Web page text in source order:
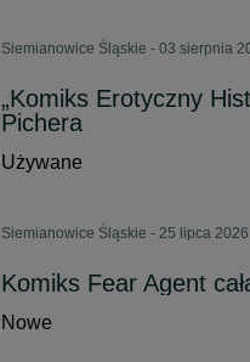
Siemianowice Śląskie - 03 sierpnia
„Komiks Erotyczny
Pichera
Używane
Siemianowice Śląskie - 25 lipca 2026
Komiks Fear Agent
Nowe